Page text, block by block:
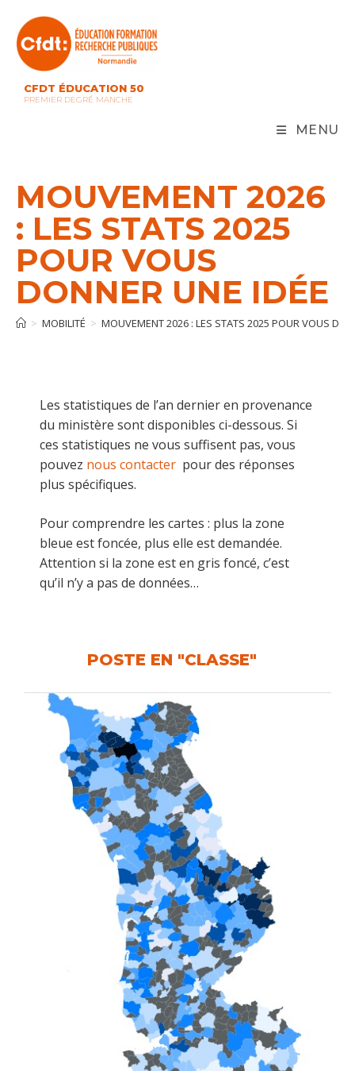
CFDT ÉDUCATION 50
PREMIER DEGRÉ MANCHE
MENU
MOUVEMENT 2026
: LES STATS 2025
POUR VOUS
DONNER UNE IDÉE
> MOBILITÉ > MOUVEMENT 2026 : LES STATS 2025 POUR VOUS
Les statistiques de l’an dernier en provenance
du ministère sont disponibles ci-dessous. Si
ces statistiques ne vous suffisent pas, vous
pouvez nous contacter pour des réponses
plus spécifiques.
Pour comprendre les cartes : plus la zone
bleue est foncée, plus elle est demandée.
Attention si la zone est en gris foncé, c’est
qu’il n’y a pas de données…
POSTE EN "CLASSE"